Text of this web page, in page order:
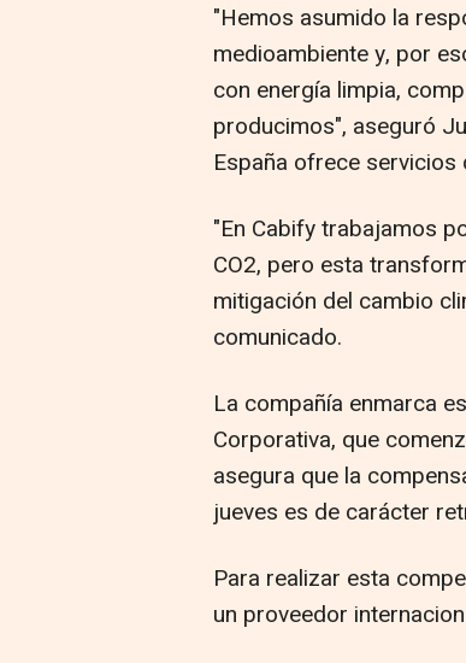
"Hemos asumido la
medioambiente y, por
con energía limpia,
producimos", aseguró
España ofrece servicios
"En Cabify trabajamos
CO2, pero esta
mitigación del cambio
comunicado.
La compañía enmarca
Corporativa, que
asegura que la
jueves es de carácter
Para realizar esta
un proveedor